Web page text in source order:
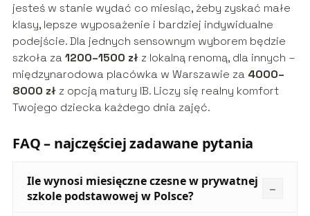
jesteś w stanie wydać co miesiąc, żeby zyskać małe
klasy, lepsze wyposażenie i bardziej indywidualne
podejście. Dla jednych sensownym wyborem będzie
szkoła za1200–1500 złz lokalną renomą, dla innych –
międzynarodowa placówka w Warszawie za 4000–
8000 złz opcją matury IB. Liczy się realny komfort
Twojego dziecka każdego dnia zajęć.
FAQ – najczęściej zadawane pytania
Ile wynosi miesięczne czesne w prywatnej
szkole podstawowej w Polsce?